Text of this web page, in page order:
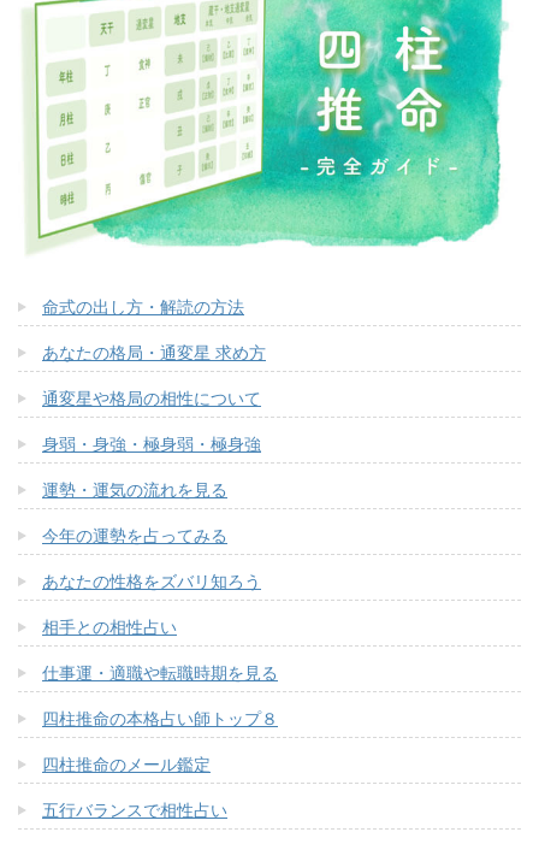
命式の出し方・解読の方法
あなたの格局・通変星 求め方
通変星や格局の相性について
身弱・身強・極身弱・極身強
運勢・運気の流れを見る
今年の運勢を占ってみる
あなたの性格をズバリ知ろう
相手との相性占い
仕事運・適職や転職時期を見る
四柱推命の本格占い師トップ８
四柱推命のメール鑑定
五行バランスで相性占い